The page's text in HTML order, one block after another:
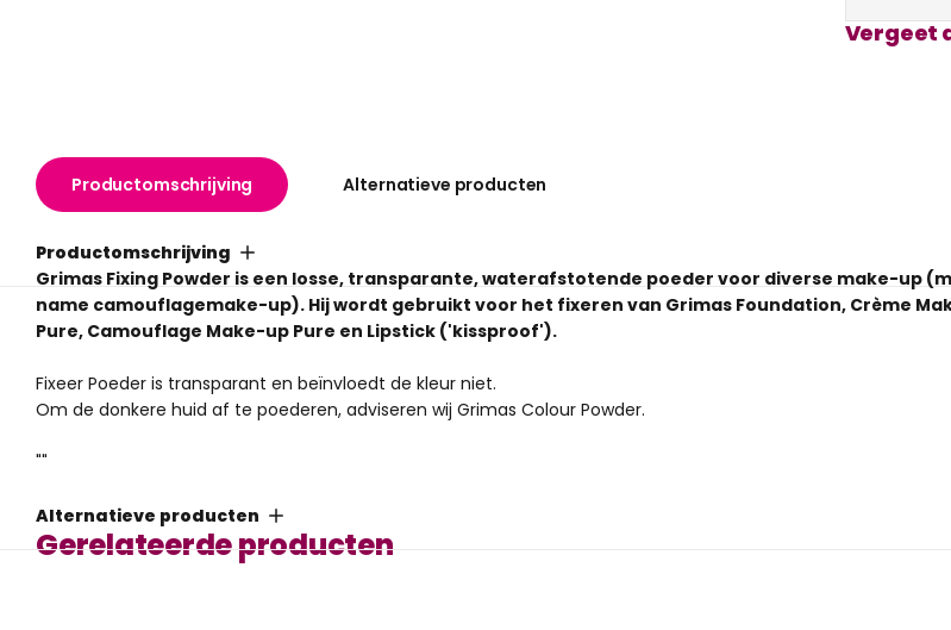
Vergeet
Productomschrijving Alternatieve producten
Productomschrijving
Grimas Fixing Powder is een losse, transparante, waterafstotende poeder voor diverse make-up
name camouflagemake-up). Hij wordt gebruikt voor het fixeren van Grimas Foundation, Crème
Pure, Camouflage Make-up Pure en Lipstick ('kissproof').
Fixeer Poeder is transparant en beïnvloedt de kleur niet.
Om de donkere huid af te poederen, adviseren wij Grimas Colour Powder.
""
Alternatieve producten
Gerelateerde producten